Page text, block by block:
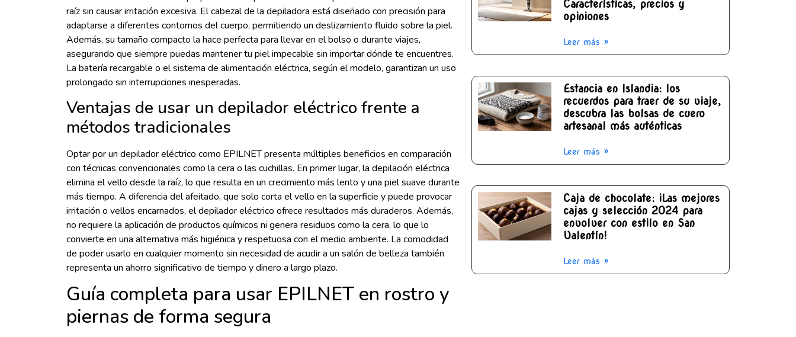
raíz sin causar irritación excesiva. El cabezal de la depiladora está diseñado con precisión para
adaptarse a diferentes contornos del cuerpo, permitiendo un deslizamiento fluido sobre la piel.
Además, su tamaño compacto la hace perfecta para llevar en el bolso o durante viajes,
asegurando que siempre puedas mantener tu piel impecable sin importar dónde te encuentres.
La batería recargable o el sistema de alimentación eléctrica, según el modelo, garantizan un uso
prolongado sin interrupciones inesperadas.
Ventajas de usar un depilador eléctrico frente a
métodos tradicionales
Optar por un depilador eléctrico como EPILNET presenta múltiples beneficios en comparación
con técnicas convencionales como la cera o las cuchillas. En primer lugar, la depilación eléctrica
elimina el vello desde la raíz, lo que resulta en un crecimiento más lento y una piel suave durante
más tiempo. A diferencia del afeitado, que solo corta el vello en la superficie y puede provocar
irritación o vellos encarnados, el depilador eléctrico ofrece resultados más duraderos. Además,
no requiere la aplicación de productos químicos ni genera residuos como la cera, lo que lo
convierte en una alternativa más higiénica y respetuosa con el medio ambiente. La comodidad
de poder usarlo en cualquier momento sin necesidad de acudir a un salón de belleza también
representa un ahorro significativo de tiempo y dinero a largo plazo.
Guía completa para usar EPILNET en rostro y
piernas de forma segura
Características, precios y
opiniones
Leer más »
Estancia en Islandia: los
recuerdos para traer de su viaje,
descubra las bolsas de cuero
artesanal más auténticas
Leer más »
Caja de chocolate: ¡Las mejores
cajas y selección 2024 para
envolver con estilo en San
Valentín!
Leer más »